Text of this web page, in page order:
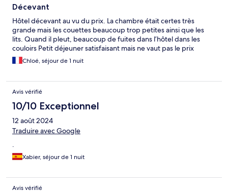
Décevant
Hôtel décevant au vu du prix. La chambre était certes très
grande mais les couettes beaucoup trop petites ainsi que les
lits. Quand il pleut, beaucoup de fuites dans l’hôtel dans les
couloirs Petit déjeuner satisfaisant mais ne vaut pas le prix
Chloé, séjour de 1 nuit
Avis vérifié
10/10 Exceptionnel
12 août 2024
Traduire avec Google
.
Xabier, séjour de 1 nuit
Avis vérifié